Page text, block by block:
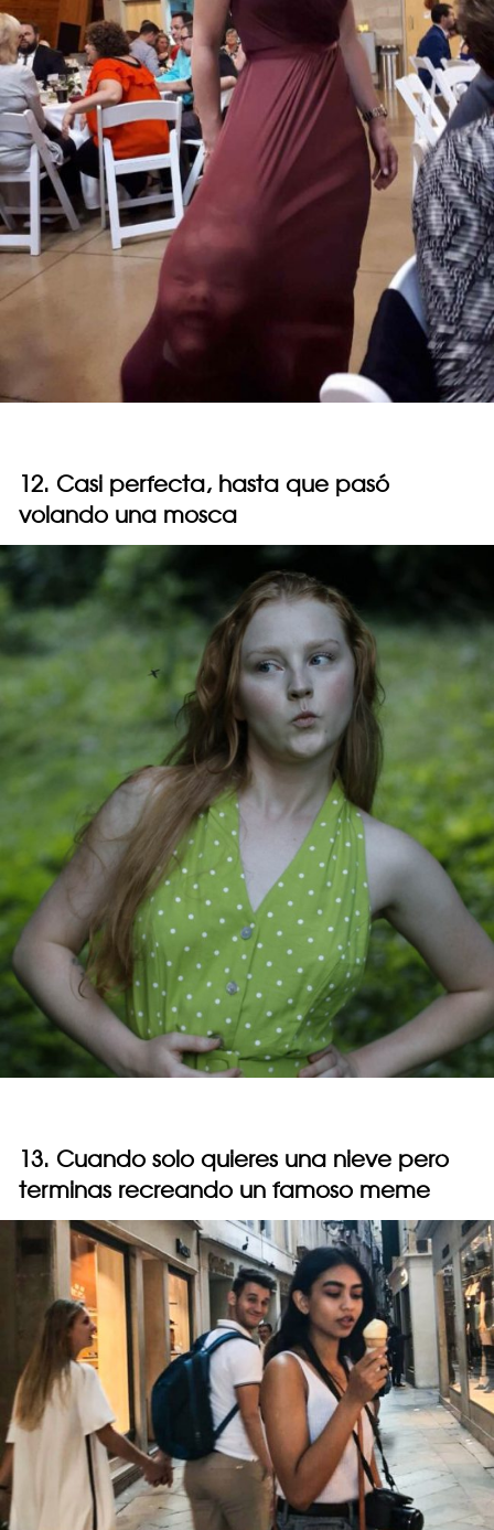
12. Casi perfecta, hasta que pasó
volando una mosca
13. Cuando solo quieres una nieve pero
terminas recreando un famoso meme